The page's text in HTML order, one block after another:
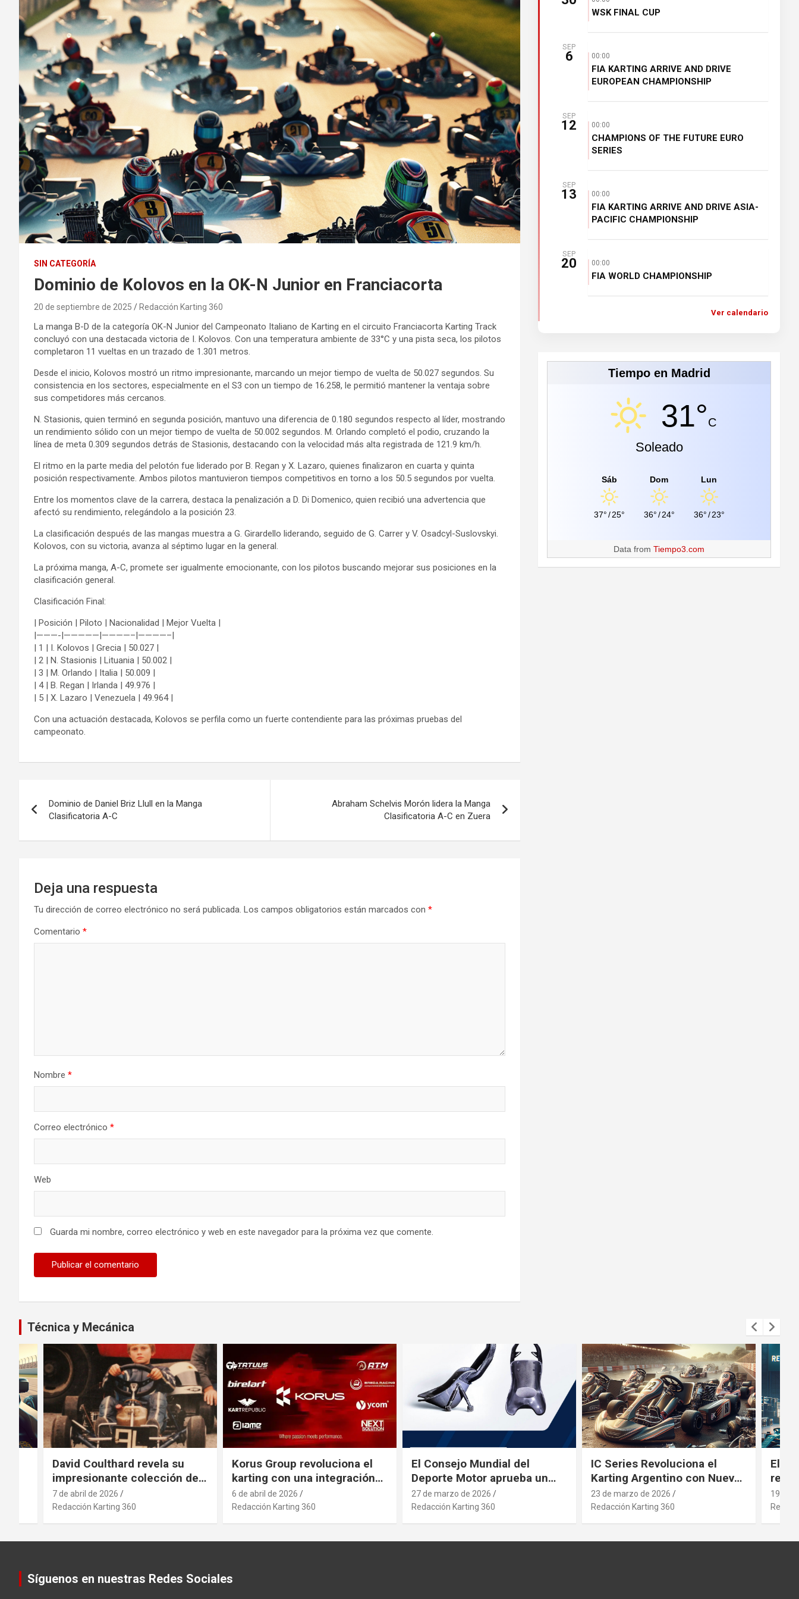
SIN CATEGORÍA
Dominio de Kolovos en la OK-N Junior en Franciacorta
20 de septiembre de 2025 Redacción Karting 360
La manga B-D de la categoría OK-N Junior del Campeonato Italiano de Karting en el circuito Franciacorta Karting Track
concluyó con una destacada victoria de I. Kolovos. Con una temperatura ambiente de 33°C y una pista seca, los pilotos
completaron 11 vueltas en un trazado de 1.301 metros.
Desde el inicio, Kolovos mostró un ritmo impresionante, marcando un mejor tiempo de vuelta de 50.027 segundos. Su
consistencia en los sectores, especialmente en el S3 con un tiempo de 16.258, le permitió mantener la ventaja sobre
sus competidores más cercanos.
N. Stasionis, quien terminó en segunda posición, mantuvo una diferencia de 0.180 segundos respecto al líder, mostrando
un rendimiento sólido con un mejor tiempo de vuelta de 50.002 segundos. M. Orlando completó el podio, cruzando la
línea de meta 0.309 segundos detrás de Stasionis, destacando con la velocidad más alta registrada de 121.9 km/h.
El ritmo en la parte media del pelotón fue liderado por B. Regan y X. Lazaro, quienes finalizaron en cuarta y quinta
posición respectivamente. Ambos pilotos mantuvieron tiempos competitivos en torno a los 50.5 segundos por vuelta.
Entre los momentos clave de la carrera, destaca la penalización a D. Di Domenico, quien recibió una advertencia que
afectó su rendimiento, relegándolo a la posición 23.
La clasificación después de las mangas muestra a G. Girardello liderando, seguido de G. Carrer y V. Osadcyl-Suslovskyi.
Kolovos, con su victoria, avanza al séptimo lugar en la general.
La próxima manga, A-C, promete ser igualmente emocionante, con los pilotos buscando mejorar sus posiciones en la
clasificación general.
Clasificación Final:
| Posición | Piloto | Nacionalidad | Mejor Vuelta |
|———-|—————|————–|————–|
| 1 | I. Kolovos | Grecia | 50.027 |
| 2 | N. Stasionis | Lituania | 50.002 |
| 3 | M. Orlando | Italia | 50.009 |
| 4 | B. Regan | Irlanda | 49.976 |
| 5 | X. Lazaro | Venezuela | 49.964 |
Con una actuación destacada, Kolovos se perfila como un fuerte contendiente para las próximas pruebas del
campeonato.
de
entradas
Dominio de Daniel Briz Llull en la Manga
Clasificatoria A-C
Abraham Schelvis Morón lidera la Manga
Clasificatoria A-C en Zuera
Deja una respuesta
Tu dirección de correo electrónico no será publicada. Los campos obligatorios están marcados con *
Comentario *
Nombre *
Correo electrónico *
Web
Guarda mi nombre, correo electrónico y web en este navegador para la próxima vez que comente.
WSK FINAL CUP
SEP
6 00:00
FIA KARTING ARRIVE AND DRIVE
EUROPEAN CHAMPIONSHIP
SEP
12 00:00
CHAMPIONS OF THE FUTURE EURO
SERIES
SEP
13 00:00
FIA KARTING ARRIVE AND DRIVE ASIA-
PACIFIC CHAMPIONSHIP
SEP
20 00:00
FIA WORLD CHAMPIONSHIP
Ver calendario
Tiempo en Madrid
31°C
Soleado
Sáb
37°/ 25°
Dom
36°/ 24°
Lun
36°/ 23°
Data fromTiempo3.com
Técnica y Mecánica
David Coulthard revela su
impresionante colección de
vehículos
7 de abril de 2026
Redacción Karting 360
Korus Group revoluciona el
karting con una integración
industrial estratégica que se
anticipa a posibles
movimietos que afecten al
6 de abril de 2026
Redacción Karting 360
El Consejo Mundial del
Deporte Motor aprueba un
nuevo asiento de karting
27 de marzo de 2026
Redacción Karting 360
IC Series Revoluciona el
Karting Argentino con Nuevos
Motores
23 de marzo de 2026
Redacción Karting 360
El
19 de
Síguenos en nuestras Redes Sociales